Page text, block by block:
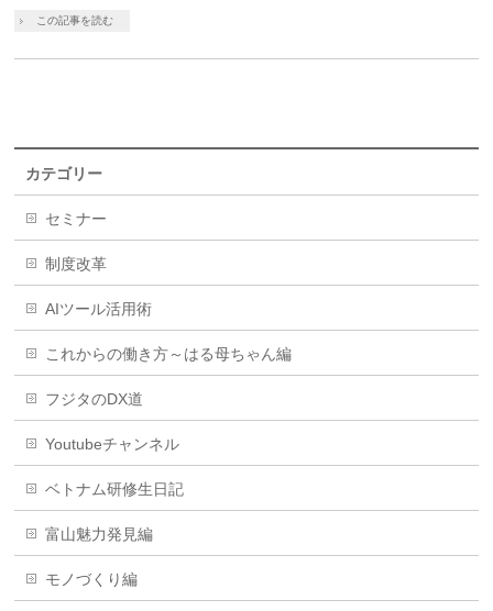
この記事を読む
カテゴリー
セミナー
制度改革
AIツール活用術
これからの働き方～はる母ちゃん編
フジタのDX道
Youtubeチャンネル
ベトナム研修生日記
富山魅力発見編
モノづくり編